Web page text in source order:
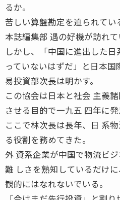
るか。
苦しい算盤勘定を迫られてい
本誌編集部 遇の好機が訪れて
しかし、「中国に進出した
っていないはずだ」と日本
易投資部次長は明かす。
この協会は日本と社会 主義
させる目的で一九五 四年に発
ここで林次長は長年、日 系
る役割を務めてきた。
外 資系企業が中国で物流ビ
難 しさを熟知しているだけ
観的にはなれないでいる。